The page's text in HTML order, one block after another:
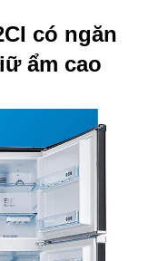
có ngăn
ẩm cao